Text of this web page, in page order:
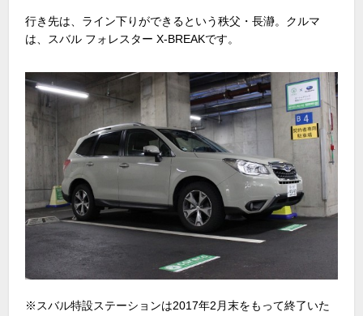
行き先は、ライン下りができるという秩父・長瀞。クルマ
は、スバル フォレスター X-BREAKです。
※スバル特設ステーションは2017年2月末をもって終了いた